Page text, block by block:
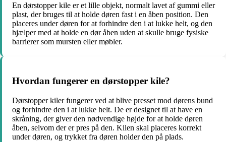
En dørstopper kile er et lille objekt, normalt lavet af gummi eller
plast, der bruges til at holde døren fast i en åben position. Den
placeres under døren for at forhindre den i at lukke helt, og den
hjælper med at holde en dør åben uden at skulle bruge fysiske
barrierer som mursten eller møbler.
Hvordan fungerer en dørstopper kile?
Dørstopper kiler fungerer ved at blive presset mod dørens bund
og forhindre den i at lukke helt. De er designet til at have en
skråning, der giver den nødvendige højde for at holde døren
åben, selvom der er pres på den. Kilen skal placeres korrekt
under døren, og trykket fra døren holder den på plads.